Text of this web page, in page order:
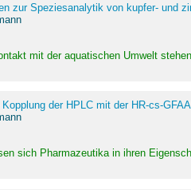
zur Speziesanalytik von kupfer- und
mit der aquatischen Umwelt
der HPLC mit der HR-cs-
sich Pharmazeutika in ihren